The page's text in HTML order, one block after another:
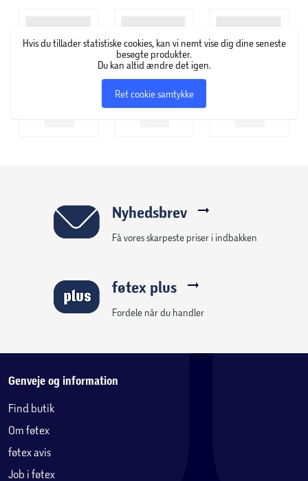
Hvis du tillader statistiske cookies, kan vi nemt vise dig dine seneste
besøgte produkter.
Du kan altid ændre det igen.
Ret cookie samtykke
Nyhedsbrev
Få vores skarpeste priser i indbakken
føtex plus
Fordele når du handler
Genveje og information
Find butik
Om føtex
føtex avis
Job i føtex